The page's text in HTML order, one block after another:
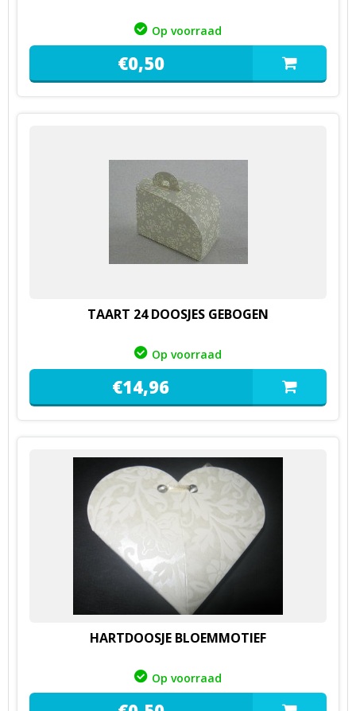
Op voorraad
€0,50
TAART 24 DOOSJES GEBOGEN
Op voorraad
€14,96
HARTDOOSJE BLOEMMOTIEF
Op voorraad